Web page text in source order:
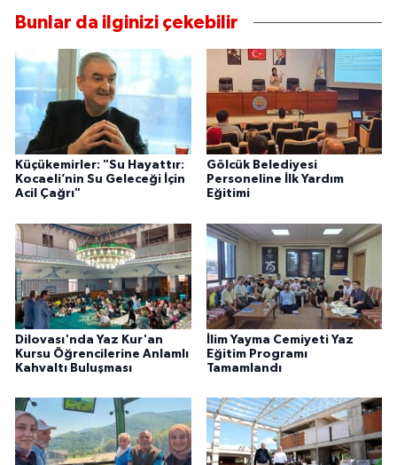
Bunlar da ilginizi çekebilir
Küçükemirler: "Su Hayattır:
Kocaeli’nin Su Geleceği İçin
Acil Çağrı"
Gölcük Belediyesi
Personeline İlk Yardım
Eğitimi
Dilovası'nda Yaz Kur'an
Kursu Öğrencilerine Anlamlı
Kahvaltı Buluşması
İlim Yayma Cemiyeti Yaz
Eğitim Programı
Tamamlandı